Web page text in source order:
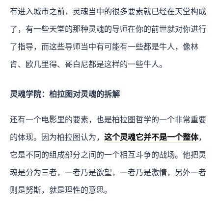
有进入城市之前，灵魂当中的很多要素就已经在天堂构成
了，有一些天堂的那种灵魂的导师在你的前世就对你进行
了指导，而这些导师当中有可能有一些都是牛人，像林
肯、欧几里得、哥白尼都是这样的一些牛人。
灵魂学院：柏拉图对灵魂的拆解
还有一个电影里的要素，也是柏拉图哲学的一个非常重要
的体现。因为柏拉图认为， 这个灵魂它并不是一个整体，
它是不同的组成部分之间的一个相互斗争的战场。他把灵
魂是分为三者，一者乃是欲望，一者乃是激情，另外一者
则是努斯，就是理性的意思。